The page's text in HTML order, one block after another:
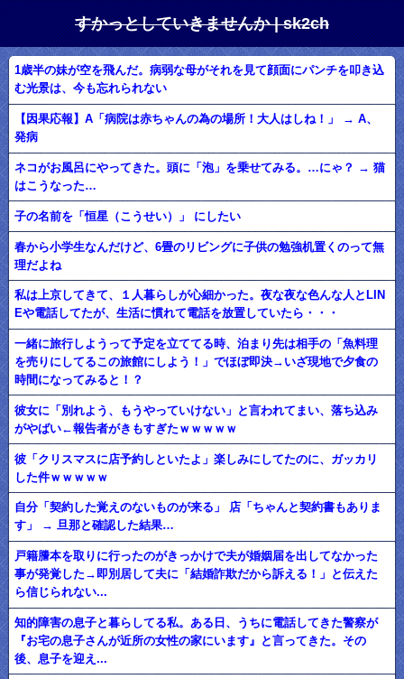
すかっとしていきませんか | sk2ch
1歳半の妹が空を飛んだ。病弱な母がそれを見て顔面にパンチを叩き込
む光景は、今も忘れられない
【因果応報】A「病院は赤ちゃんの為の場所！大人はしね！」 → A、
発病
ネコがお風呂にやってきた。頭に「泡」を乗せてみる。…にゃ？ → 猫
はこうなった…
子の名前を「恒星（こうせい）」 にしたい
春から小学生なんだけど、6畳のリビングに子供の勉強机置くのって無
理だよね
私は上京してきて、１人暮らしが心細かった。夜な夜な色んな人とLIN
Eや電話してたが、生活に慣れて電話を放置していたら・・・
一緒に旅行しようって予定を立ててる時、泊まり先は相手の「魚料理
を売りにしてるこの旅館にしよう！」でほぼ即決→いざ現地で夕食の
時間になってみると！？
彼女に「別れよう、もうやっていけない」と言われてまい、落ち込み
がやばい←報告者がきもすぎたｗｗｗｗｗ
彼「クリスマスに店予約しといたよ」楽しみにしてたのに、ガッカリ
した件ｗｗｗｗｗ
自分「契約した覚えのないものが来る」 店「ちゃんと契約書もありま
す」 → 旦那と確認した結果…
戸籍謄本を取りに行ったのがきっかけで夫が婚姻届を出してなかった
事が発覚した→即別居して夫に「結婚詐欺だから訴える！」と伝えた
ら信じられない...
知的障害の息子と暮らしてる私。ある日、うちに電話してきた警察が
『お宅の息子さんが近所の女性の家にいます』と言ってきた。その
後、息子を迎え...